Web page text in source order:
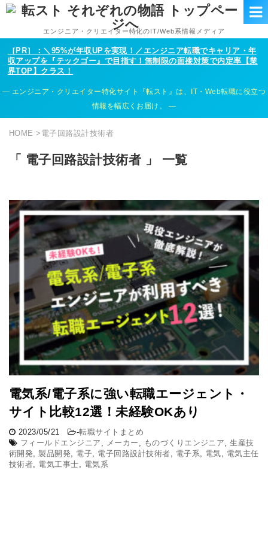
エンジニア・クリエイター特化のIT/Web系情報メディア
［PR］：＼95%が年収UPを実現！／エンジニア転職でキャリア・年
収アップを『テックゴー』で目指す！無制限の面接対策で内定率【業
界TOP】クラス！
エンジニア・クリエイター特化サイト『転スト』は、IT・Web転職に役立つ
情報を幅広くお届け。
HOME > 電子回路設計技術者
「 電子回路設計技術者 」 一覧
電気系/電子系に強い転職エージェント・
サイト比較12選！未経験OKあり
2023/05/21 -転職サイトまとめ
フィールドエンジニア
メーカー ものづくりエンジニア ,生産技
術開発 ,製品開発 電子 電子回路設計技術者 電子系 電気
電気主任
技術者
電気工事士 電気系